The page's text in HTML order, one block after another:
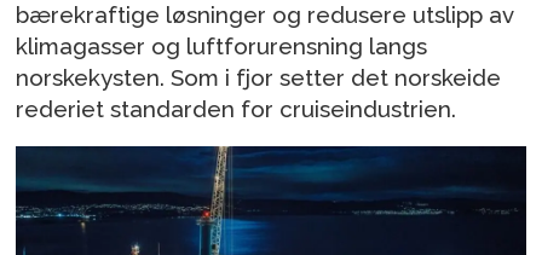
bærekraftige løsninger og redusere utslipp av
klimagasser og luftforurensning langs
norskekysten. Som i fjor setter det norskeide
rederiet standarden for cruiseindustrien.